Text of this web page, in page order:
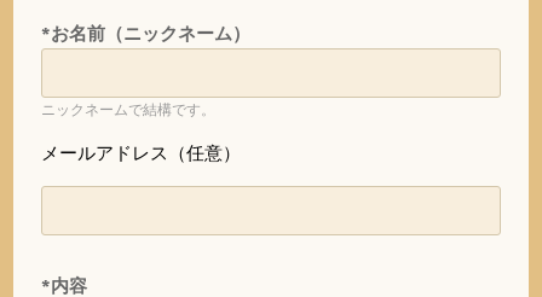
*お名前（ニックネーム）
ニックネームで結構です。
メールアドレス（任意）
*内容